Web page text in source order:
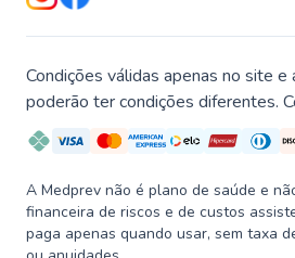
Condições válidas apenas no site e
poderão ter condições diferentes.
A Medprev não é plano de saúde e
financeira de riscos e de custos
paga apenas quando usar, sem taxa